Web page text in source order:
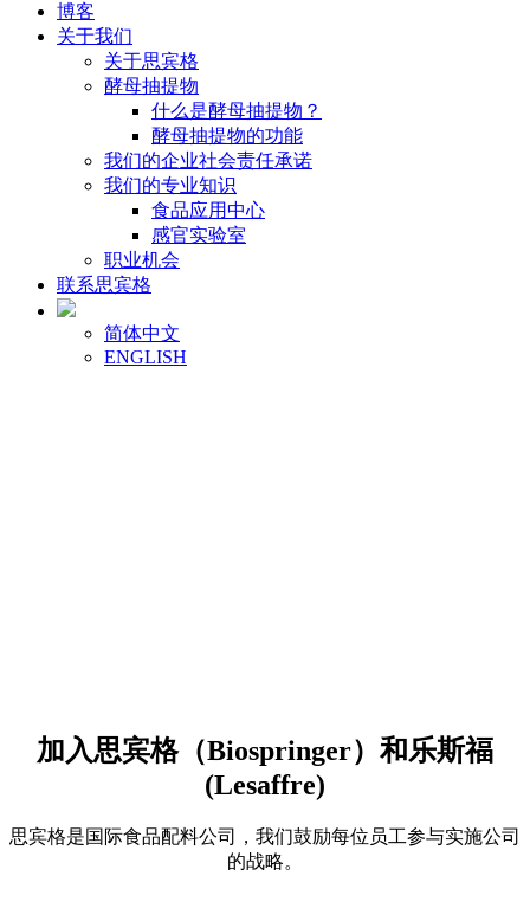
博客
关于我们
关于思宾格
酵母抽提物
什么是酵母抽提物？
酵母抽提物的功能
我们的企业社会责任承诺
我们的专业知识
食品应用中心
感官实验室
职业机会
联系思宾格
简体中文
ENGLISH
加入思宾格（Biospringer）和乐斯福
(Lesaffre)
思宾格是国际食品配料公司，我们鼓励每位员工参与实施公司
的战略。